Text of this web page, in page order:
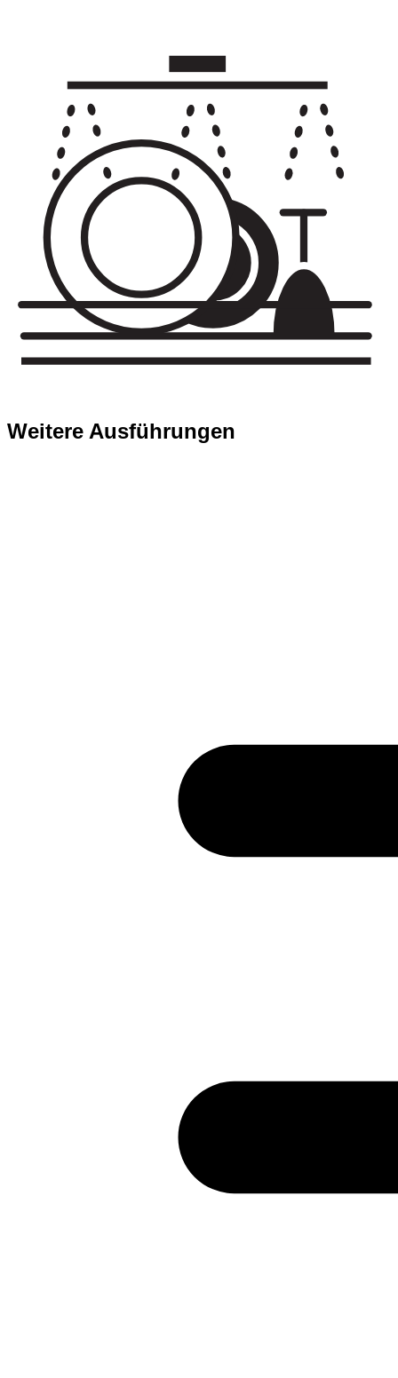
Weitere Ausführungen